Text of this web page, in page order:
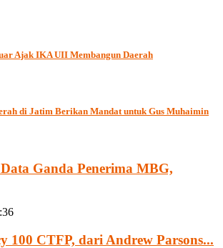
Ajak IKA UII Membangun Daerah
di Jatim Berikan Mandat untuk Gus Muhaimin
Ganda Penerima MBG,
100 CTFP, dari Andrew Parsons...